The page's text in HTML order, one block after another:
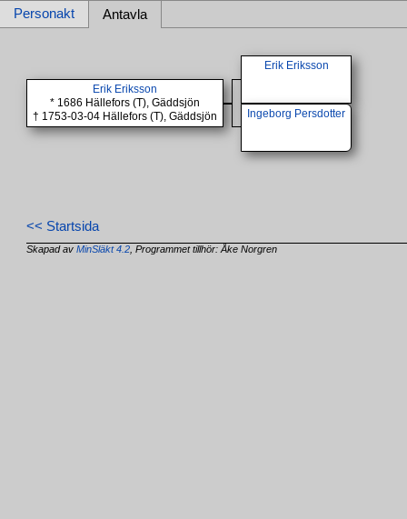
Personakt Antavla
Erik Eriksson
* 1686 Hällefors (T), Gäddsjön
† 1753-03-04 Hällefors (T), Gäddsjön
Erik Eriksson
Ingeborg Persdotter
<< Startsida
Skapad avMinSläkt 4.2 , Programmet tillhör: Åke Norgren